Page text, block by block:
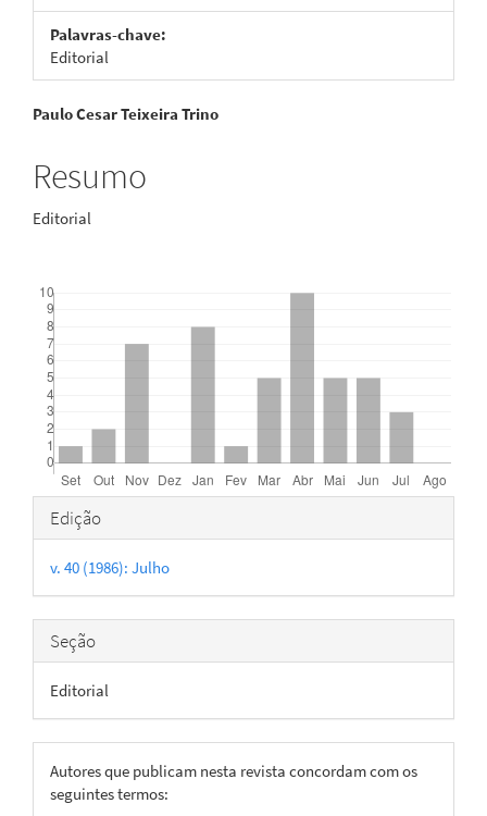
Palavras-chave:
Editorial
Conteúdo
do
artigo
principal
Paulo Cesar Teixeira Trino
Resumo
Editorial
Detalhes
do
artigo
Edição
v. 40 (1986): Julho
Seção
Editorial
Autores que publicam nesta revista concordam com os
seguintes termos: